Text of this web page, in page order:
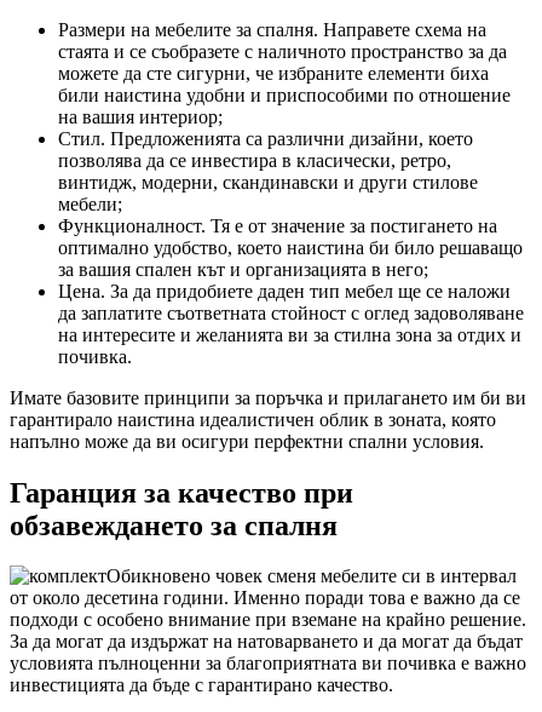
Размери на мебелите за спалня. Направете схема на
стаята и се съобразете с наличното пространство за да
можете да сте сигурни, че избраните елементи биха
били наистина удобни и приспособими по отношение
на вашия интериор;
Стил. Предложенията са различни дизайни, което
позволява да се инвестира в класически, ретро,
винтидж, модерни, скандинавски и други стилове
мебели;
Функционалност. Тя е от значение за постигането на
оптимално удобство, което наистина би било решаващо
за вашия спален кът и организацията в него;
Цена. За да придобиете даден тип мебел ще се наложи
да заплатите съответната стойност с оглед задоволяване
на интересите и желанията ви за стилна зона за отдих и
почивка.
Имате базовите принципи за поръчка и прилагането им би ви
гарантирало наистина идеалистичен облик в зоната, която
напълно може да ви осигури перфектни спални условия.
Гаранция за качество при
обзавеждането за спалня
Обикновено човек сменя мебелите си в интервал
от около десетина години. Именно поради това е важно да се
подходи с особено внимание при вземане на крайно решение.
За да могат да издържат на натоварването и да могат да бъдат
условията пълноценни за благоприятната ви почивка е важно
инвестицията да бъде с гарантирано качество.